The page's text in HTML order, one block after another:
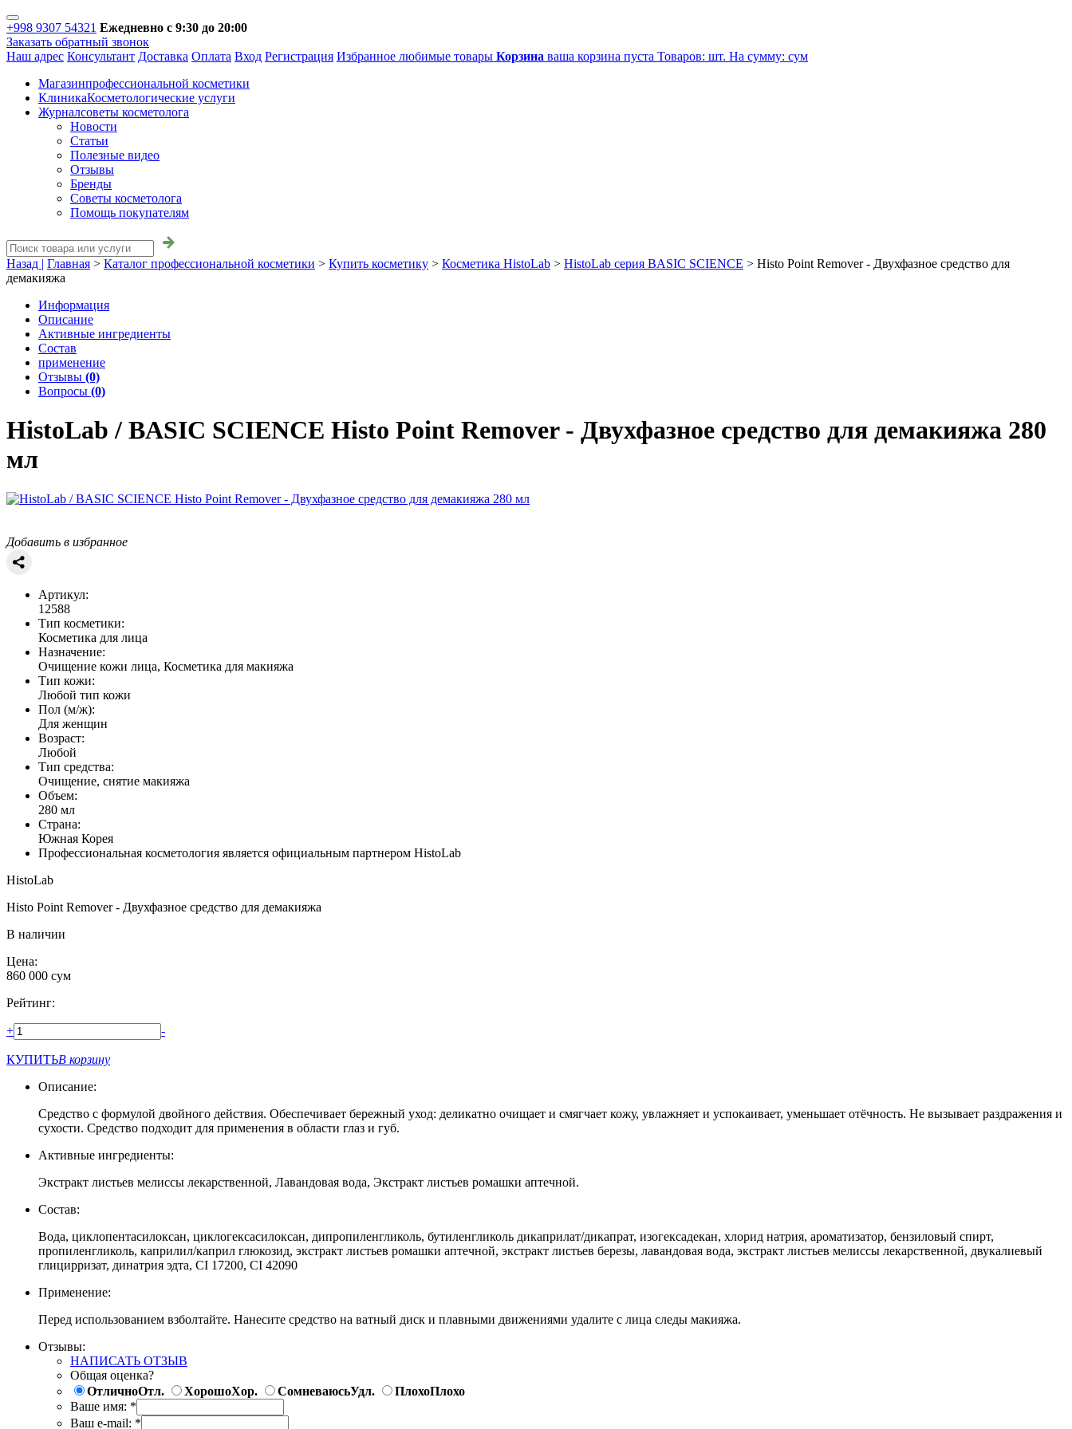
+998 9307 54321 Ежедневно с 9:30 до 20:00
Заказать обратный звонок
Наш адрес Консультант Доставка Оплата Вход Регистрация Избранное любимые товары Корзина ваша корзина пуста Товаров: шт. На сумму: сум
Магазинпрофессиональной косметики
КлиникаКосметологические услуги
Журналсоветы косметолога
Новости
Статьи
Полезные видео
Отзывы
Бренды
Советы косметолога
Помощь покупателям
Назад | Главная > Каталог профессиональной косметики > Купить косметику > Косметика HistoLab > HistoLab серия BASIC SCIENCE > Histo Point Remover - Двухфазное средство для
демакияжа
Информация
Описание
Активные ингредиенты
Состав
применение
Отзывы (0)
Вопросы (0)
HistoLab / BASIC SCIENCE Histo Point Remover - Двухфазное средство для демакияжа 280
мл
Добавить в избранное
Артикул:
12588
Тип косметики:
Косметика для лица
Назначение:
Очищение кожи лица, Косметика для макияжа
Тип кожи:
Любой тип кожи
Пол (м/ж):
Для женщин
Возраст:
Любой
Тип средства:
Очищение, снятие макияжа
Объем:
280 мл
Страна:
Южная Корея
Профессиональная косметология является официальным партнером HistoLab
HistoLab
Histo Point Remover - Двухфазное средство для демакияжа
В наличии
Цена:
860 000 сум
Рейтинг:
+ -
КУПИТЬВ корзину
Описание:
Средство с формулой двойного действия. Обеспечивает бережный уход: деликатно очищает и смягчает кожу, увлажняет и успокаивает, уменьшает отёчность. Не вызывает раздражения и
сухости. Средство подходит для применения в области глаз и губ.
Активные ингредиенты:
Экстракт листьев мелиссы лекарственной, Лавандовая вода, Экстракт листьев ромашки аптечной.
Состав:
Вода, циклопентасилоксан, циклогексасилоксан, дипропиленгликоль, бутиленгликоль дикаприлат/дикапрат, изогексадекан, хлорид натрия, ароматизатор, бензиловый спирт,
пропиленгликоль, каприлил/каприл глюкозид, экстракт листьев ромашки аптечной, экстракт листьев березы, лавандовая вода, экстракт листьев мелиссы лекарственной, двукалиевый
глицирризат, динатрия эдта, CI 17200, CI 42090
Применение:
Перед использованием взболтайте. Нанесите средство на ватный диск и плавными движениями удалите с лица следы макияжа.
Отзывы:
НАПИСАТЬ ОТЗЫВ
Общая оценка?
ОтличноОтл. ХорошоХор. СомневаюсьУдл. ПлохоПлохо
Ваше имя: *
Ваш e-mail: *